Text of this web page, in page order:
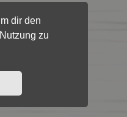
dir den
zu